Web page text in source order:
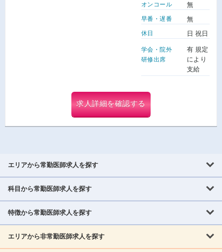
オンコール 無
早番・遅番 無
休日 日 祝日
学会・院外
研修出席
有 規定
により
支給
求人詳細を確認する
エリアから常勤医師求人を探す
北海道・東北
北海道 青森県 岩手県
科目から常勤医師求人を探す
内科系
消化器科 呼吸器科
特徴から常勤医師求人を探す
救急対応なし 女性医師歓迎
エリアから非常勤医師求人を探す